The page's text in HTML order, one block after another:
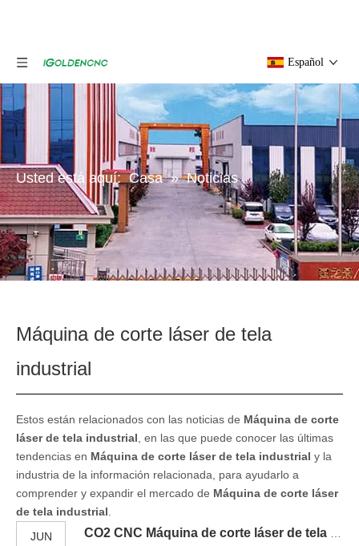
Español
Usted está aquí: Casa » Noticias
Máquina de corte láser de tela
industrial
Estos están relacionados con las noticias de Máquina de corte
láser de tela industrial , en las que puede conocer las últimas
tendencias en Máquina de corte láser de tela industrial y la
industria de la información relacionada, para ayudarlo a
comprender y expandir el mercado de Máquina de corte láser
de tela industrial
JUN